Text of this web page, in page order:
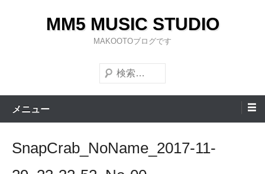
キ
MM5 MUSIC STUDIO
MAKOOTOブログです
検
索
メニュー
SnapCrab_NoName_2017-11-